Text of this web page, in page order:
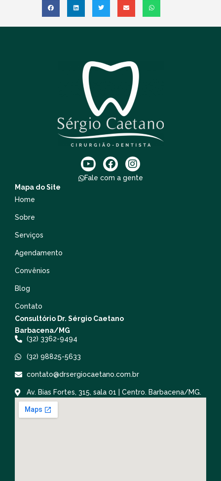
Fale com a gente
Mapa do Site
Home
Sobre
Serviços
Agendamento
Convênios
Blog
Contato
Consultório Dr. Sérgio Caetano
Barbacena/MG
(32) 3362-9494
(32) 98825-5633
contato@drsergiocaetano.com.br
Av. Bias Fortes, 315, sala 01 | Centro. Barbacena/MG.